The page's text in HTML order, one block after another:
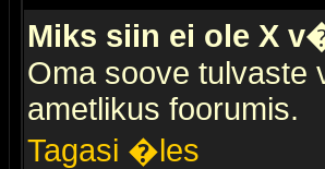
Miks siin ei ole X
Oma soove tulvaste
ametlikus foorumis.
Tagasi �les